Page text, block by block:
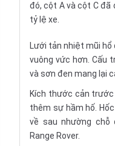
đó, cột A và cột C đã
tỷ lệ xe.
Lưới tản nhiệt mũi
vuông vức hơn. Cấu
và sơn đen mang lại
Kích thước cản
thêm sự hầm hố.
về sau nhường
Range Rover.